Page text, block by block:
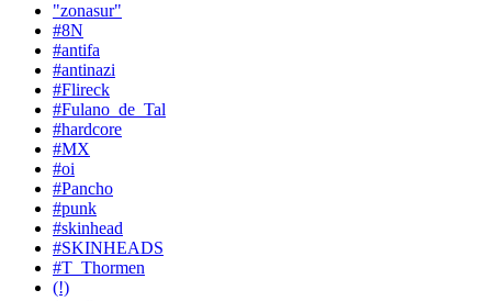
"zonasur"
#8N
#antifa
#antinazi
#Flireck
#Fulano_de_Tal
#hardcore
#MX
#oi
#Pancho
#punk
#skinhead
#SKINHEADS
#T_Thormen
(!)